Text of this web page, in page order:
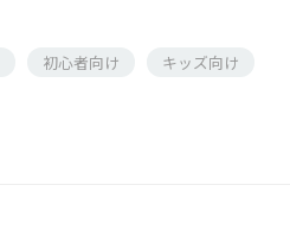
初心者向け
キッズ向け